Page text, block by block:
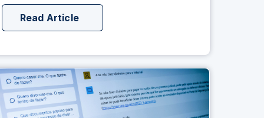
Read Article